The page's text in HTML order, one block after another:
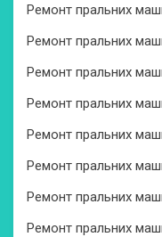
Ремонт пральних
Ремонт пральних
Ремонт пральних
Ремонт пральних
Ремонт пральних
Ремонт пральних
Ремонт пральних
Ремонт пральних